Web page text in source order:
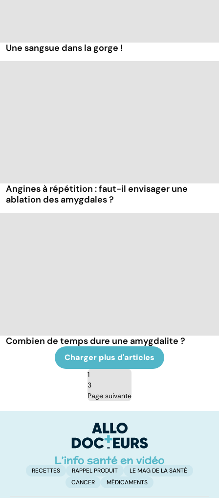
Une sangsue dans la gorge !
Angines à répétition : faut-il envisager une
ablation des amygdales ?
Combien de temps dure une amygdalite ?
Charger plus d'articles
1
3
Page suivante
RECETTES RAPPEL PRODUIT
LE MAG DE LA SANTÉ
CANCER
MÉDICAMENTS